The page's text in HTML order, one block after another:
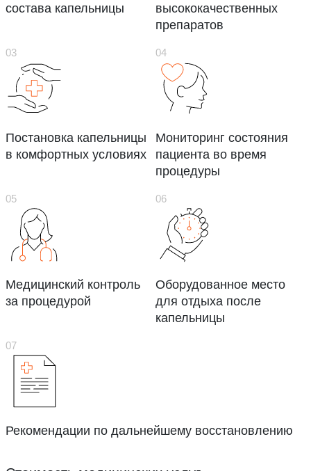
состава капельницы
высококачественных
препаратов
Постановка капельницы
в комфортных условиях
Мониторинг состояния
пациента во время
процедуры
Медицинский контроль
за процедурой
Оборудованное место
для отдыха после
капельницы
Рекомендации по дальнейшему восстановлению